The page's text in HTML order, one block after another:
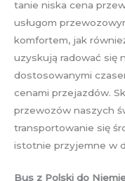
tanie niska cena
usługom
komfortem, jak
uzyskują radować się
dostosowanymi
cenami przejazdów.
przewozów naszych
transportowanie się
istotnie przyjemne w
Bus z Polski do